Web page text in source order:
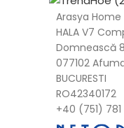
Arasya Home
HALA V7
Domnească
077102
BUCURESTI
RO42340172
+40 (751) 781